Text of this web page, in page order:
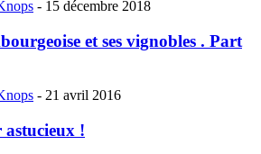
- 15 décembre 2018
et ses vignobles . Part
- 21 avril 2016
!